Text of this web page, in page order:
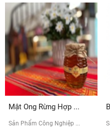
Mật Ong Rừng Hợp ...
Sản Phẩm Công Nghiệp ...